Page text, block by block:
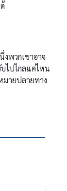
พวกเขาอาจ
ไปไกลแค่ไหน
ายปลายทาง